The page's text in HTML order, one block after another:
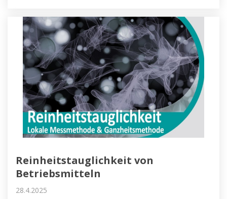
Reinheitstauglichkeit von
Betriebsmitteln
28.4.2025